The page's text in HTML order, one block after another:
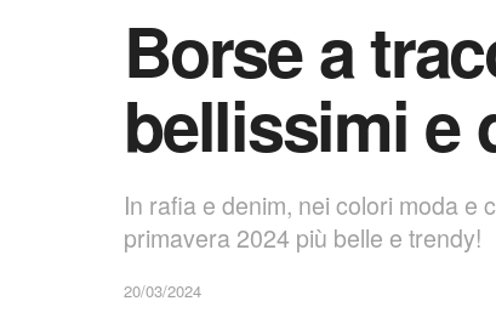
Borse a
bellissimi e
In rafia e denim, nei colori moda e
primavera 2024 più belle e trendy!
20/03/2024